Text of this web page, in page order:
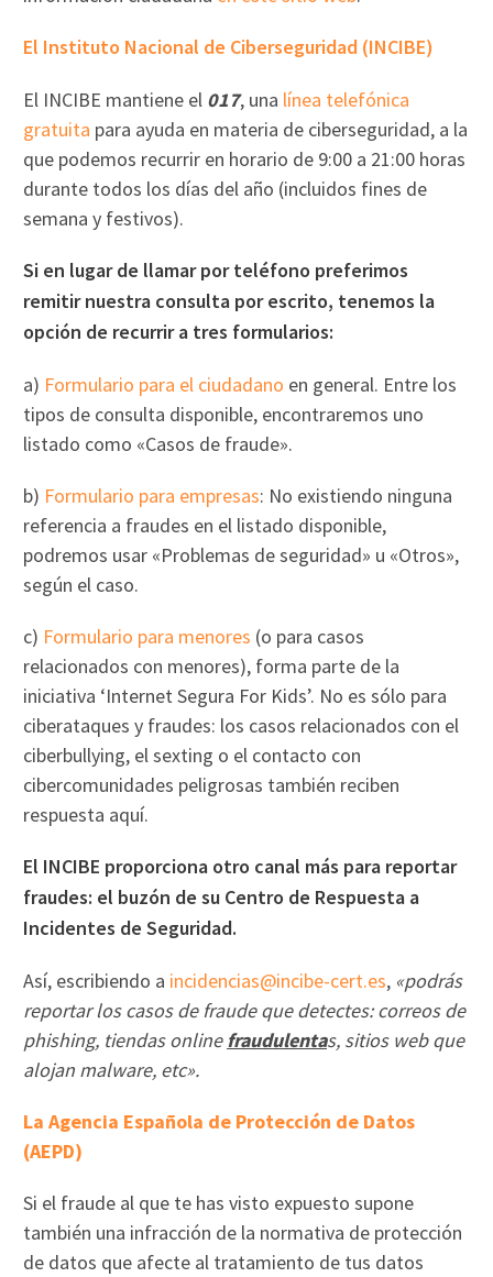
El Instituto Nacional de Ciberseguridad (INCIBE)
El INCIBE mantiene el 017, una línea telefónica
gratuita para ayuda en materia de ciberseguridad, a la
que podemos recurrir en horario de 9:00 a 21:00 horas
durante todos los días del año (incluidos fines de
semana y festivos).
Si en lugar de llamar por teléfono preferimos
remitir nuestra consulta por escrito, tenemos la
opción de recurrir a tres formularios:
a) Formulario para el ciudadano en general. Entre los
tipos de consulta disponible, encontraremos uno
listado como «Casos de fraude».
b) Formulario para empresas: No existiendo ninguna
referencia a fraudes en el listado disponible,
podremos usar «Problemas de seguridad» u «Otros»,
según el caso.
c) Formulario para menores (o para casos
relacionados con menores), forma parte de la
iniciativa ‘Internet Segura For Kids’. No es sólo para
ciberataques y fraudes: los casos relacionados con el
ciberbullying, el sexting o el contacto con
cibercomunidades peligrosas también reciben
respuesta aquí.
El INCIBE proporciona otro canal más para reportar
fraudes: el buzón de su Centro de Respuesta a
Incidentes de Seguridad.
Así, escribiendo a incidencias@incibe-cert.es, «podrás
reportar los casos de fraude que detectes: correos de
phishing, tiendas onlinefraudulentas, sitios web que
alojan malware, etc».
La Agencia Española de Protección de Datos
(AEPD)
Si el fraude al que te has visto expuesto supone
también una infracción de la normativa de protección
de datos que afecte al tratamiento de tus datos